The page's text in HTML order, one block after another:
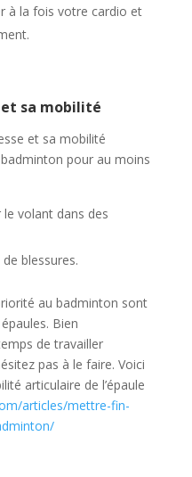
à la fois votre cardio et
sa mobilité
et sa mobilité
pour au moins
volant dans des
blessures.
au badminton sont
Bien
de travailler
pas à le faire. Voici
articulaire de l’épaule
articles/mettre-fin-